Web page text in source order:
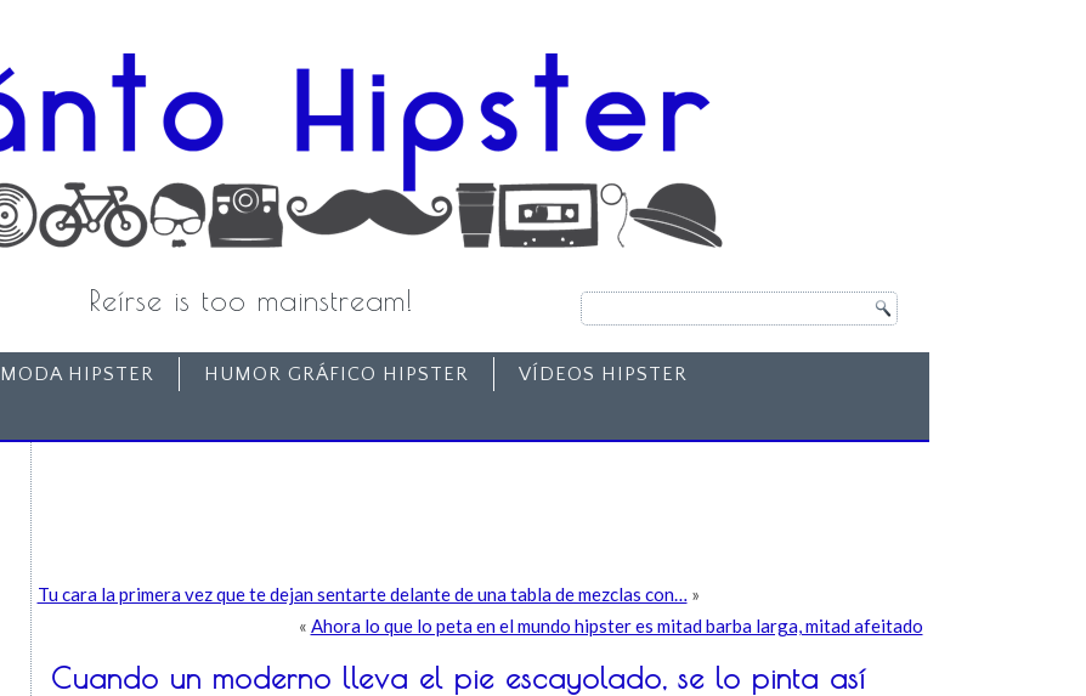
Reírse is too mainstream!
MODA HIPSTER HUMOR GRÁFICO HIPSTER
VÍDEOS HIPSTER
Tu cara la primera vez que te dejan sentarte delante de una tabla de mezclas con… »
« Ahora lo que lo peta en el mundo hipster es mitad barba larga, mitad afeitado
Cuando un moderno lleva el pie escayolado, se lo pinta así